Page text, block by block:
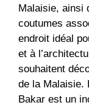
Malaisie, ainsi
coutumes
endroit idéal
et à
souhaitent
de la Malaisie.
Bakar est un